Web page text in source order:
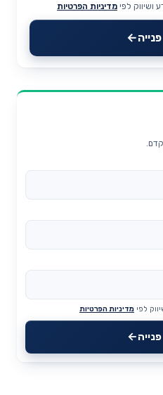
לפי מדיניות הפרטיות
לפי מדיניות הפרטיות